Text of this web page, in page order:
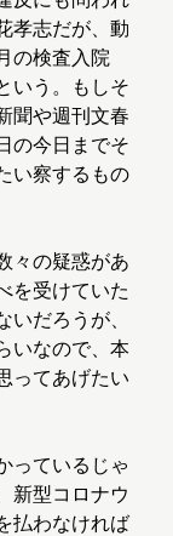
孝志だが、動
の検査入院
いう。もしそ
聞や週刊文春
の今日までそ
い察するもの
々の疑惑があ
を受けていた
いだろうが、
いなので、本
ってあげたい
っているじゃ
新型コロナウ
払わなければ